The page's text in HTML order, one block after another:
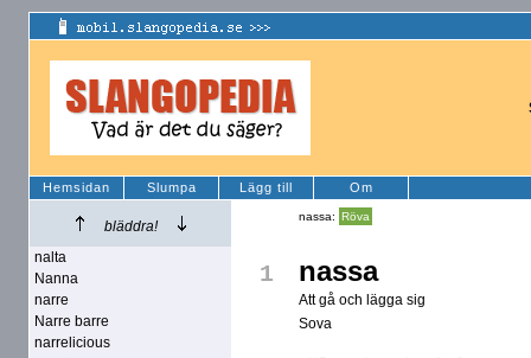
Hemsidan Slumpa Lägg till Om
bläddra!
nalta
Nanna
narre
Narre barre
narrelicious
nassa: Röva
1 nassa
Att gå och lägga sig
Sova